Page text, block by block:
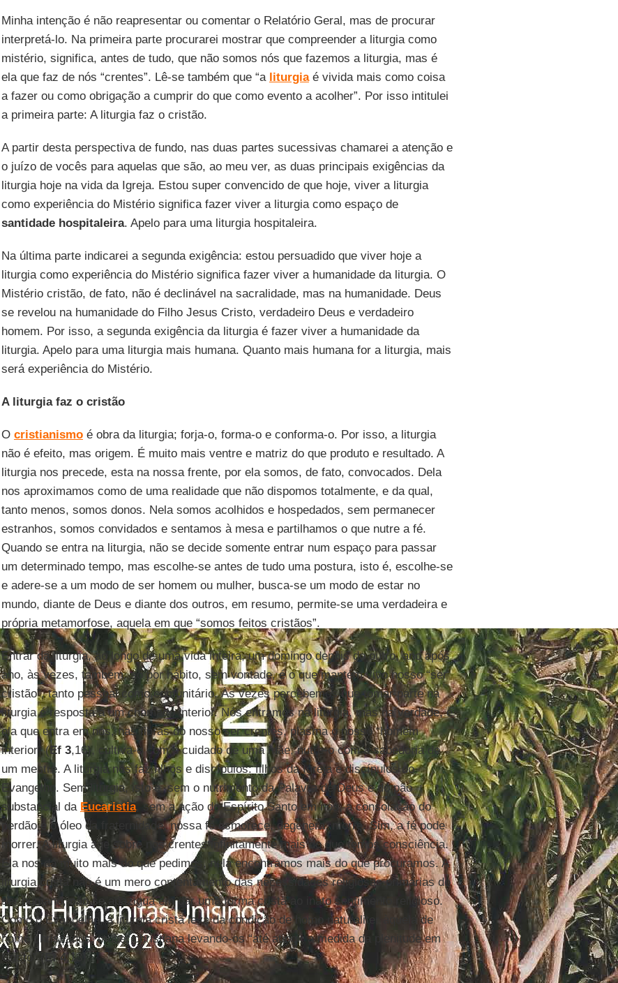
Minha intenção é não reapresentar ou comentar o Relatório Geral, mas de procurar
interpretá-lo. Na primeira parte procurarei mostrar que compreender a liturgia como
mistério, significa, antes de tudo, que não somos nós que fazemos a liturgia, mas é
ela que faz de nós “crentes”. Lê-se também que “a liturgiaé vivida mais como coisa
a fazer ou como obrigação a cumprir do que como evento a acolher”. Por isso intitulei
a primeira parte: A liturgia faz o cristão.
A partir desta perspectiva de fundo, nas duas partes sucessivas chamarei a atenção e
o juízo de vocês para aquelas que são, ao meu ver, as duas principais exigências da
liturgia hoje na vida da Igreja. Estou super convencido de que hoje, viver a liturgia
como experiência do Mistério significa fazer viver a liturgia como espaço de
santidade hospitaleira. Apelo para uma liturgia hospitaleira.
Na última parte indicarei a segunda exigência: estou persuadido que viver hoje a
liturgia como experiência do Mistério significa fazer viver a humanidade da liturgia. O
Mistério cristão, de fato, não é declinável na sacralidade, mas na humanidade. Deus
se revelou na humanidade do Filho Jesus Cristo, verdadeiro Deus e verdadeiro
homem. Por isso, a segunda exigência da liturgia é fazer viver a humanidade da
liturgia. Apelo para uma liturgia mais humana. Quanto mais humana for a liturgia, mais
será experiência do Mistério.
A liturgia faz o cristão
O cristianismoé obra da liturgia; forja-o, forma-o e conforma-o. Por isso, a liturgia
não é efeito, mas origem. É muito mais ventre e matriz do que produto e resultado. A
liturgia nos precede, esta na nossa frente, por ela somos, de fato, convocados. Dela
nos aproximamos como de uma realidade que não dispomos totalmente, e da qual,
tanto menos, somos donos. Nela somos acolhidos e hospedados, sem permanecer
estranhos, somos convidados e sentamos à mesa e partilhamos o que nutre a fé.
Quando se entra na liturgia, não se decide somente entrar num espaço para passar
um determinado tempo, mas escolhe-se antes de tudo uma postura, isto é, escolhe-se
e adere-se a um modo de ser homem ou mulher, busca-se um modo de estar no
mundo, diante de Deus e diante dos outros, em resumo, permite-se uma verdadeira e
própria metamorfose, aquela em que “somos feitos cristãos”.
Entrar da liturgia, ao longo de uma vida inteira, um domingo depois do outro, ano após
ano, às vezes, também, só por hábito, sem vontade, é o que mantém vivo nosso “ser
cristão”, tanto pessoal como comunitário. Às vezes percebemos que tomar parte na
liturgia é resposta a um chamado interior. Nós entramos na liturgia, mas na verdade, é
ela que entra em nós, nas fibras do nosso ser crentes, plasma o nosso “homem
interior” (Ef 3,16), cultiva-o com o cuidado de uma mãe, nutre-o com a sabedoria de
um mestre. A liturgia nos faz filhos e discípulos: filhos da Igreja e discípulos do
Evangelho. Sem liturgia, isto é, sem o nutrimento da Palavra de Deus e do pão
substancial da Eucaristia, sem a ação do Espírito Santo em nós, a consolação do
perdão e o óleo da fraternidade, nossa fé esmorece, degenera, morre. Sim, a fé pode
morrer. A liturgia age sobre nós crentes infinitamente mais do que temos consciência.
Ela nos dá muito mais do que pedimos, nela encontramos mais do que procuramos. A
liturgia cristã não é um mero contentamento das necessidades religiosas primárias do
ser humano, não se apazigua em dar uma forma cristã ao inato sentimento religioso.
Como o Evangelho, a liturgia cristã leva da condição de homo naturaliter àquela de
homo christianus, mulier christiana levando-os “até atingir a medida da plenitude em
Cristo” (Ef 4,13).